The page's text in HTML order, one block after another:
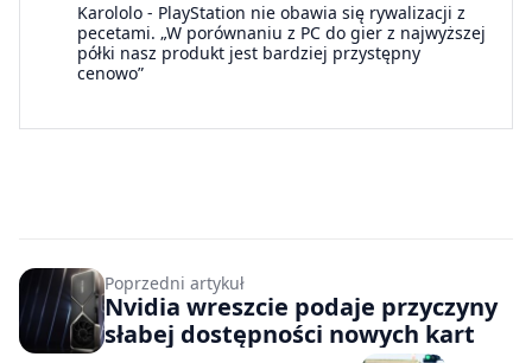
Karololo - PlayStation nie obawia się rywalizacji z
pecetami. „W porównaniu z PC do gier z najwyższej
półki nasz produkt jest bardziej przystępny
cenowo”
Poprzedni artykuł
Nvidia wreszcie podaje przyczyny
słabej dostępności nowych kart